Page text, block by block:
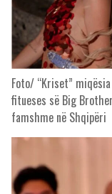
Foto/ “Kriset”
fitueses së Big
famshme në Shqipëri